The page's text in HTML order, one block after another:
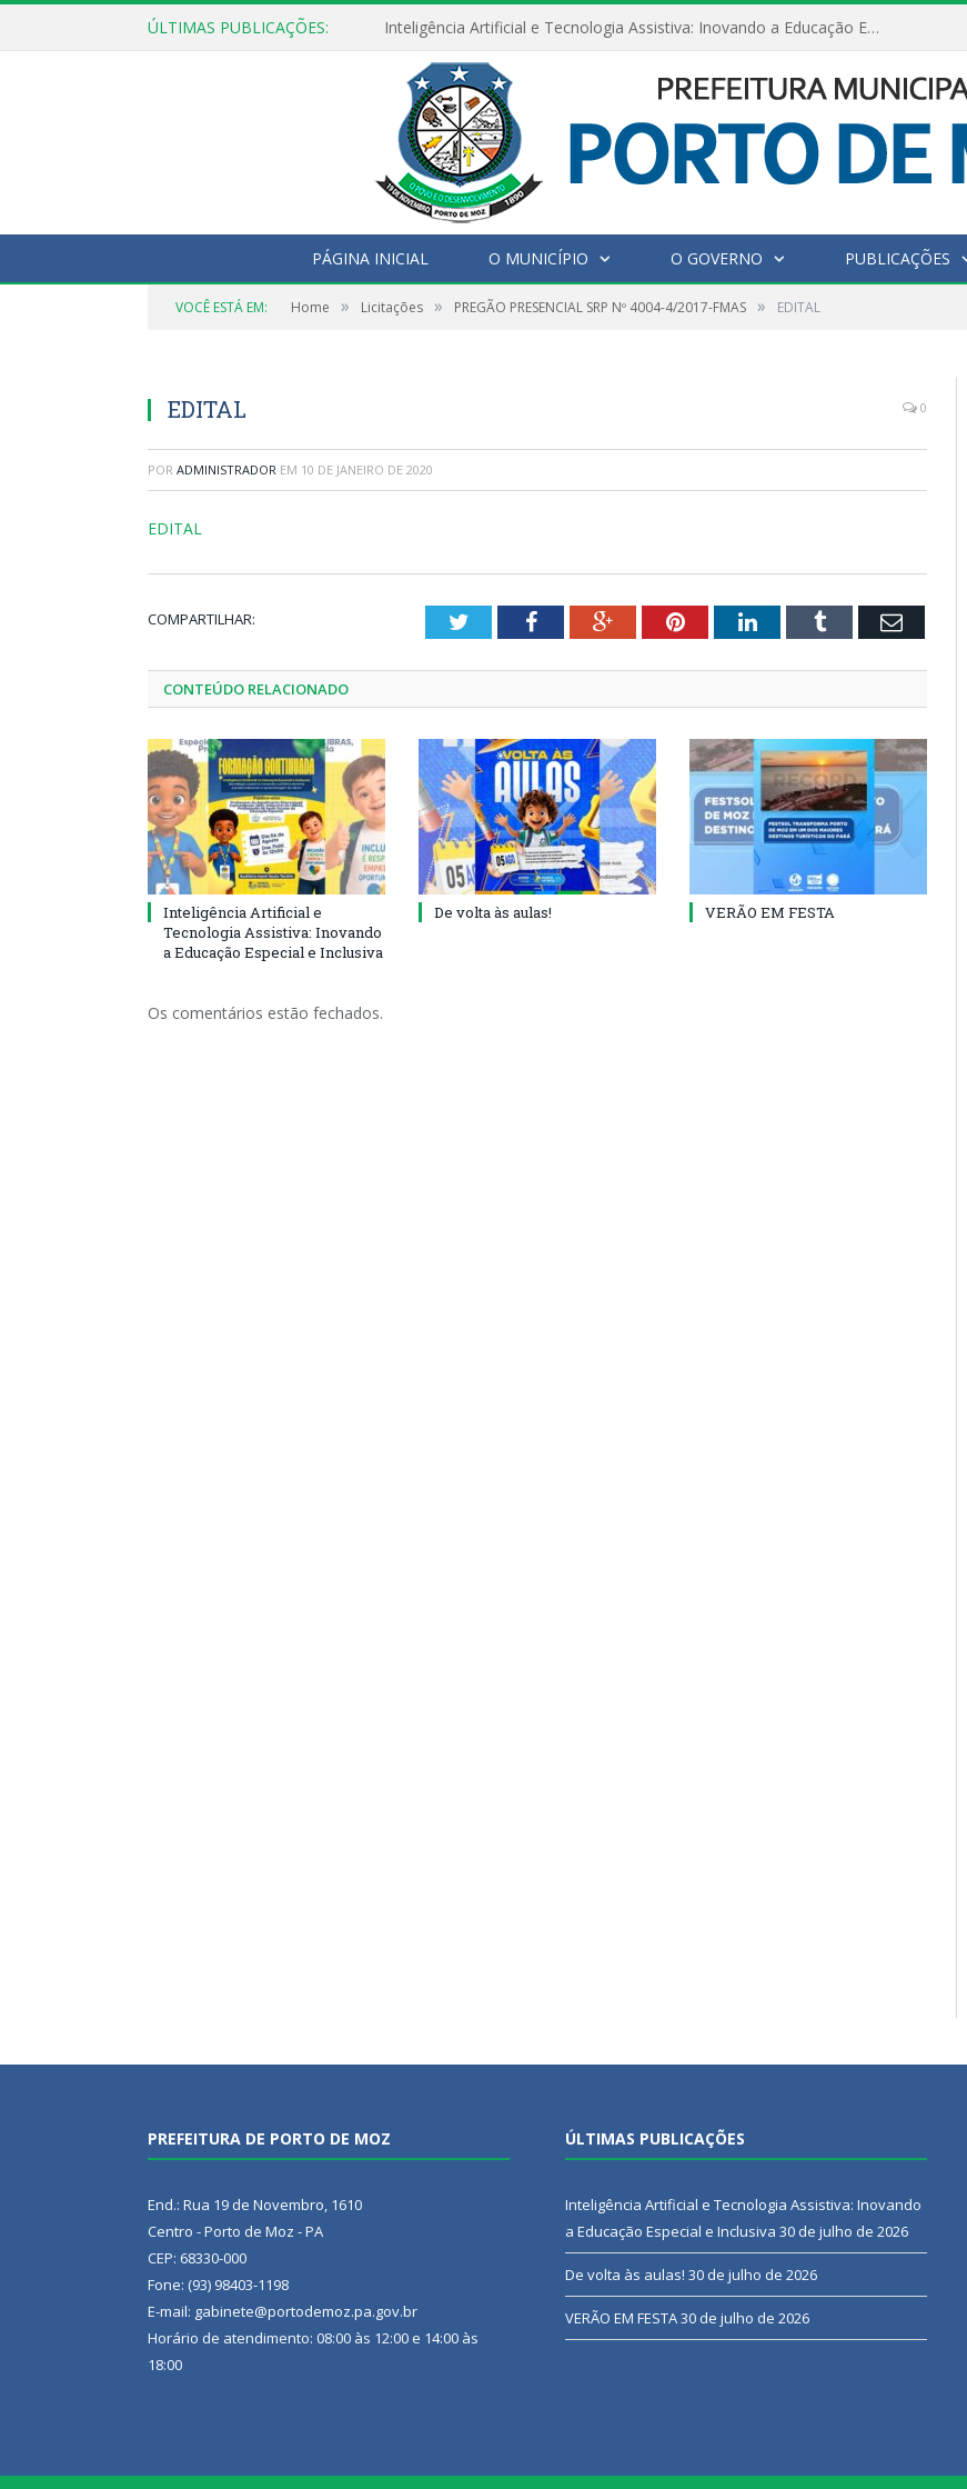
ÚLTIMAS PUBLICAÇÕES: Inteligência Artificial e Tecnologia Assistiva: Inovando a Educação Especial e Inclusiva
PÁGINA INICIAL O MUNICÍPIO O GOVERNO PUBLICAÇÕES
VOCÊ ESTÁ EM: Home » Licitações » PREGÃO PRESENCIAL SRP Nº 4004-4/2017-FMAS » EDITAL
EDITAL 0
POR ADMINISTRADOR EM 10 DE JANEIRO DE 2020
EDITAL
COMPARTILHAR: TwitterFacebookGoogle+PinterestLinkedInTumblr Email
CONTEÚDO RELACIONADO
Inteligência Artificial e
Tecnologia Assistiva: Inovando
a Educação Especial e Inclusiva
De volta às aulas! VERÃO EM FESTA
Os comentários estão fechados.
PREFEITURA DE PORTO DE MOZ
End.: Rua 19 de Novembro, 1610
Centro - Porto de Moz - PA
CEP: 68330-000
Fone: (93) 98403-1198
E-mail: gabinete@portodemoz.pa.gov.br
Horário de atendimento: 08:00 às 12:00 e 14:00 às
18:00
ÚLTIMAS PUBLICAÇÕES
Inteligência Artificial e Tecnologia Assistiva: Inovando
a Educação Especial e Inclusiva 30 de julho de 2026
De volta às aulas! 30 de julho de 2026
VERÃO EM FESTA30 de julho de 2026